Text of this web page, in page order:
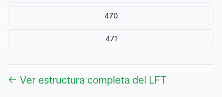
470
471
← Ver estructura completa del LFT